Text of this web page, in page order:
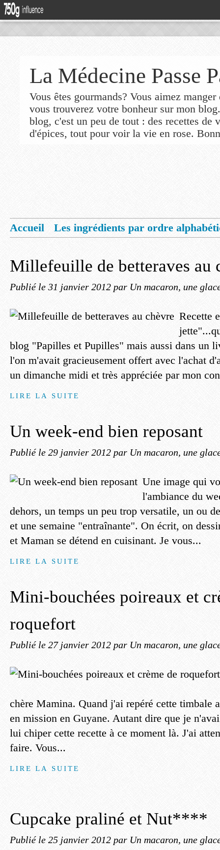
La Médecine Passe
Vous êtes gourmands? Vous aimez
vous trouverez votre bonheur sur mon
blog, c'est un peu de tout : des recettes de
d'épices, tout pour voir la vie en rose.
Accueil
Les ingrédients par ordre
Millefeuille de betteraves au
Publié le 31 janvier 2012 par Un macaron, une
Recette
blog "Papilles et Pupilles" mais aussi dans un
l'on m'avait gracieusement offert avec l'achat
un dimanche midi et très appréciée par mon
LIRE LA SUITE
Un week-end bien reposant
Publié le 29 janvier 2012 par Un macaron, une
Une image qui
l'ambiance du
dehors, un temps un peu trop versatile, un ou
et une semaine "entraînante". On écrit, on
et Maman se détend en cuisinant. Je vous...
LIRE LA SUITE
Mini-bouchées poireaux et
roquefort
Publié le 27 janvier 2012 par Un macaron, une
chère Mamina. Quand j'ai repéré cette timbale
en mission en Guyane. Autant dire que je
lui chiper cette recette à ce moment là. J'ai
faire. Vous...
LIRE LA SUITE
Cupcake praliné et Nut****
Publié le 25 janvier 2012 par Un macaron, une